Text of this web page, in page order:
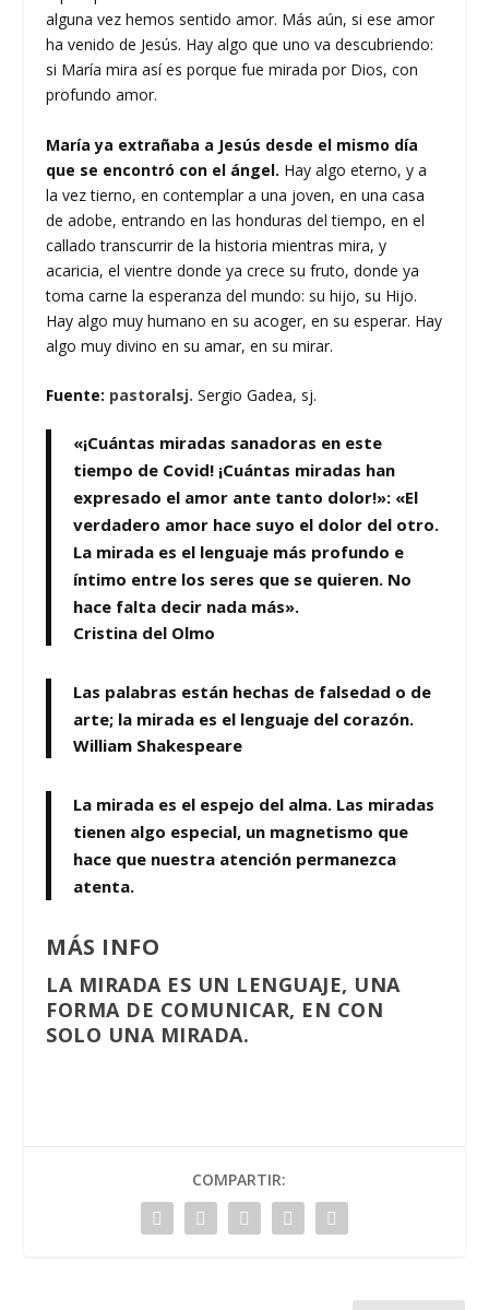
alguna vez hemos sentido amor. Más aún, si ese amor
ha venido de Jesús. Hay algo que uno va descubriendo:
si María mira así es porque fue mirada por Dios, con
profundo amor.
María ya extrañaba a Jesús desde el mismo día
que se encontró con el ángel. Hay algo eterno, y a
la vez tierno, en contemplar a una joven, en una casa
de adobe, entrando en las honduras del tiempo, en el
callado transcurrir de la historia mientras mira, y
acaricia, el vientre donde ya crece su fruto, donde ya
toma carne la esperanza del mundo: su hijo, su Hijo.
Hay algo muy humano en su acoger, en su esperar. Hay
algo muy divino en su amar, en su mirar.
Fuente: pastoralsj. Sergio Gadea, sj.
«¡Cuántas miradas sanadoras en este
tiempo de Covid! ¡Cuántas miradas han
expresado el amor ante tanto dolor!»: «El
verdadero amor hace suyo el dolor del otro.
La mirada es el lenguaje más profundo e
íntimo entre los seres que se quieren. No
hace falta decir nada más».
Cristina del Olmo
Las palabras están hechas de falsedad o de
arte; la mirada es el lenguaje del corazón.
William Shakespeare
La mirada es el espejo del alma. Las miradas
tienen algo especial, un magnetismo que
hace que nuestra atención permanezca
atenta.
MÁS INFO
LA MIRADA ES UN LENGUAJE, UNA
FORMA DE COMUNICAR, EN CON
SOLO UNA MIRADA.
COMPARTIR: